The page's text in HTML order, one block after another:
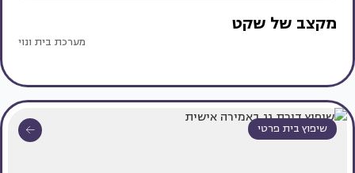
מקצב של שקט
מערכת בית ונוי
שיפוץ בית פרטי